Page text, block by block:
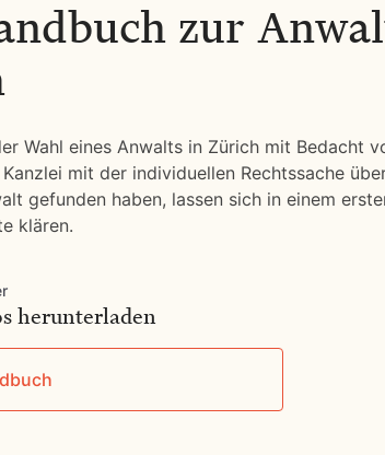
zur
Wahl eines Anwalts in Zürich mit Bedacht
mit der individuellen Rechtssache
gefunden haben, lassen sich in einem
klären.
herunterladen